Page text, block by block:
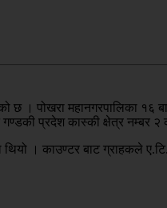
। पोखरा महानगरपालिका १६
प्रदेश कास्की क्षेत्र नम्बर २
। काउण्टर बाट ग्राहकले